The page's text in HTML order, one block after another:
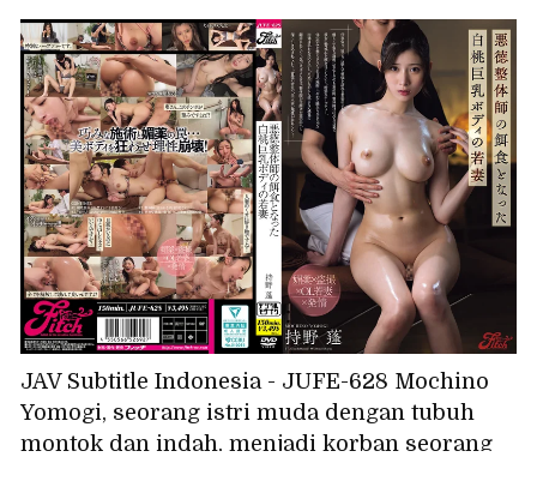
JAV Subtitle Indonesia - JUFE-628 Mochino
Yomogi, seorang istri muda dengan tubuh
montok dan indah, menjadi korban seorang